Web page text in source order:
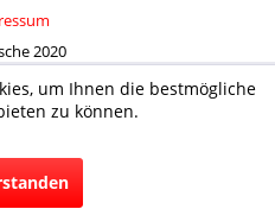
2020
um Ihnen die bestmögliche
zu können.